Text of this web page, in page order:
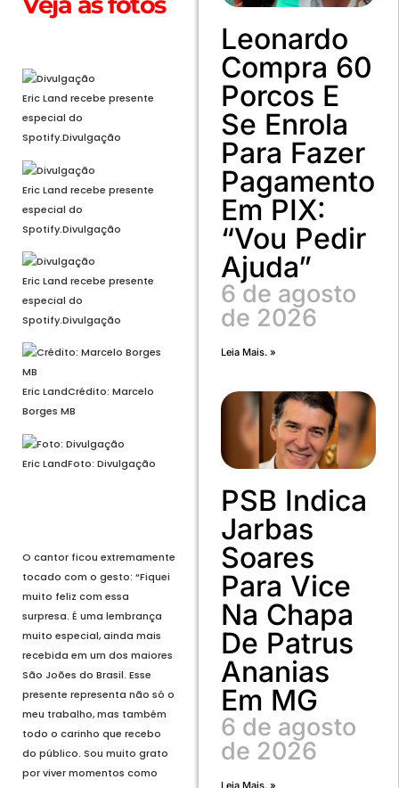
Eric Land recebe presente
especial do
Spotify.Divulgação
Eric Land recebe presente
especial do
Spotify.Divulgação
Eric Land recebe presente
especial do
Spotify.Divulgação
Eric LandCrédito: Marcelo
Borges MB
Eric LandFoto: Divulgação
O cantor ficou extremamente
tocado com o gesto: “Fiquei
muito feliz com essa
surpresa. É uma lembrança
muito especial, ainda mais
recebida em um dos maiores
São Joões do Brasil. Esse
presente representa não só o
meu trabalho, mas também
todo o carinho que recebo
do público. Sou muito grato
por viver momentos como
Leonardo
Compra 60
Porcos E
Se Enrola
Para Fazer
Pagamento
Em PIX:
“Vou Pedir
Ajuda”
6 de agosto
de 2026
Leia Mais. »
PSB Indica
Jarbas
Soares
Para Vice
Na Chapa
De Patrus
Ananias
Em MG
6 de agosto
de 2026
Leia Mais. »